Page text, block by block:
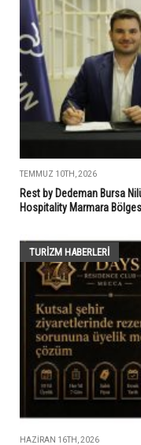
TEMMUZ 10TH, 2026
Rest by Dedeman Bursa
Hospitality Marmara
TURIZM HABERLERI
HAZIRAN 16TH, 2026